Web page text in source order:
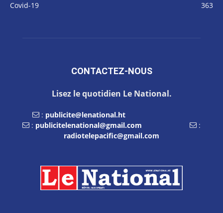
Covid-19
363
CONTACTEZ-NOUS
Lisez le quotidien Le National.
: publicite@lenational.ht
: publicitelenational@gmail.com
:
radiotelepacific@gmail.com